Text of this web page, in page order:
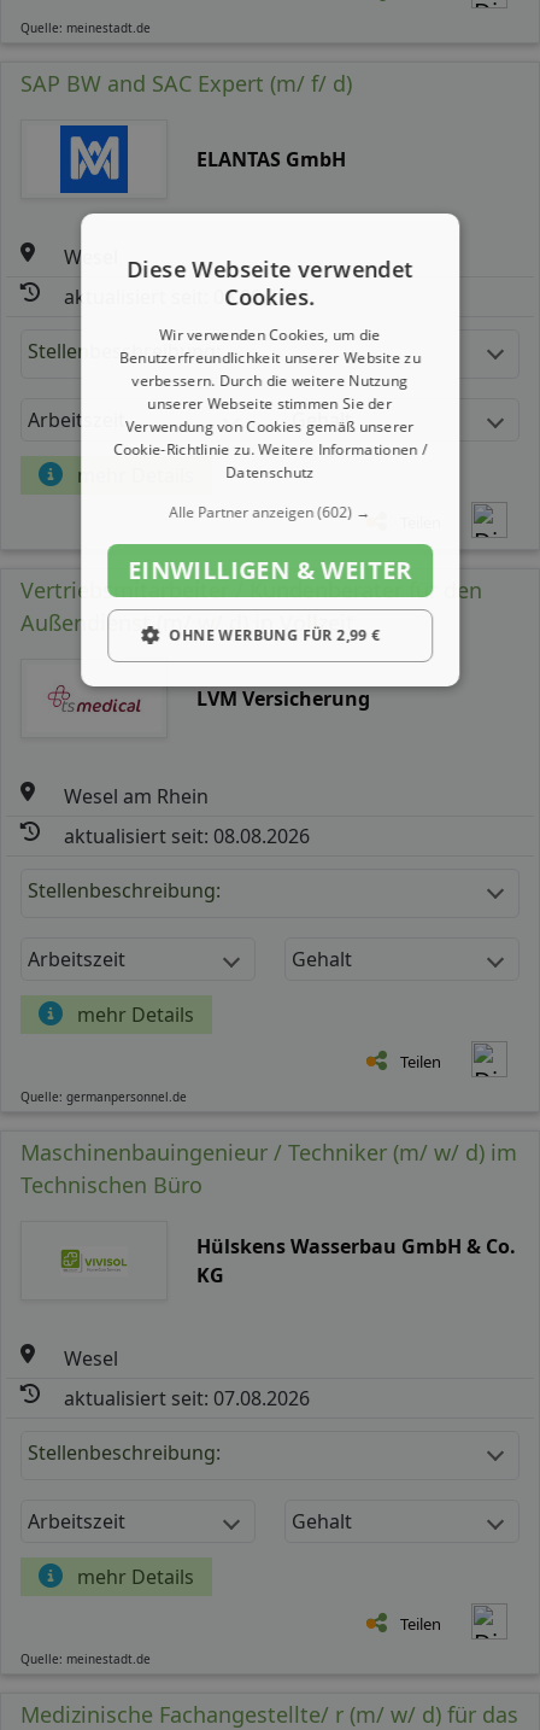
Quelle: meinestadt.de
SAP BW and SAC Expert (m/ f/ d)
ELANTAS GmbH
Wesel
aktualisiert seit: 08.08.2026
Stellenbeschreibung:
Arbeitszeit Gehalt
mehr Details
Vertriebsmitarbeiter / Kundenberater für den
Außendienst (m/ w/ d) in Vollzeit
LVM Versicherung
Wesel am Rhein
aktualisiert seit: 08.08.2026
Stellenbeschreibung:
Arbeitszeit Gehalt
mehr Details
Teilen
Quelle: germanpersonnel.de
Maschinenbauingenieur / Techniker (m/ w/ d) im
Technischen Büro
Hülskens Wasserbau GmbH & Co.
KG
Wesel
aktualisiert seit: 07.08.2026
Stellenbeschreibung:
Arbeitszeit Gehalt
mehr Details
Teilen
Quelle: meinestadt.de
Medizinische Fachangestellte/ r (m/ w/ d) für das
Diese Webseite verwendet
Cookies.
Wir verwenden Cookies, um die
Benutzerfreundlichkeit unserer Website zu
verbessern. Durch die weitere Nutzung
unserer Webseite stimmen Sie der
Verwendung von Cookies gemäß unserer
Cookie-Richtlinie zu.Weitere Informationen /
Datenschutz
Alle Partner anzeigen(602) →
EINWILLIGEN & WEITER
OHNE WERBUNG FÜR 2,99 €